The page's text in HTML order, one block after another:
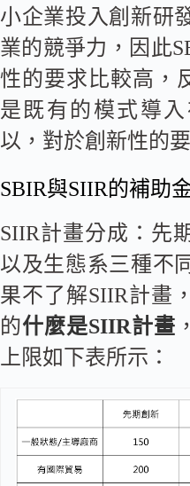
小企業投入創新研
業的競爭力，因此
性的要求比較高，
是既有的模式導
以，對於創新性的
SBIR與SIIR的補助
SIIR計畫分成：先
以及生態系三種不
果不了解SIIR計畫
的什麼是SIIR計畫
上限如下表所示：